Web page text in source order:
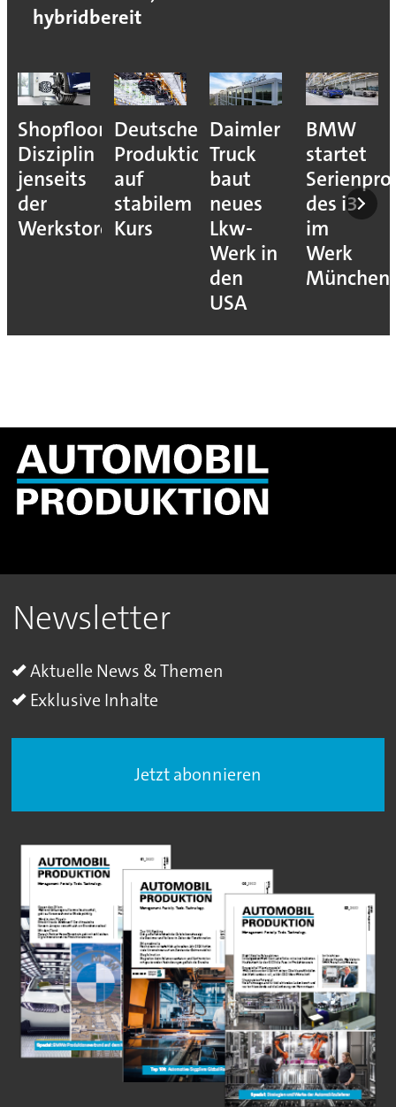
hybridbereit
Shopfloor-
Disziplin
jenseits
der
Werkstore
Deutsche
Produktion
auf
stabilem
Kurs
Daimler
Truck
baut
neues
Lkw-
Werk in
den
USA
BMW
startet
des i3
im
Werk
München
Newsletter
Aktuelle News & Themen
Exklusive Inhalte
Jetzt abonnieren